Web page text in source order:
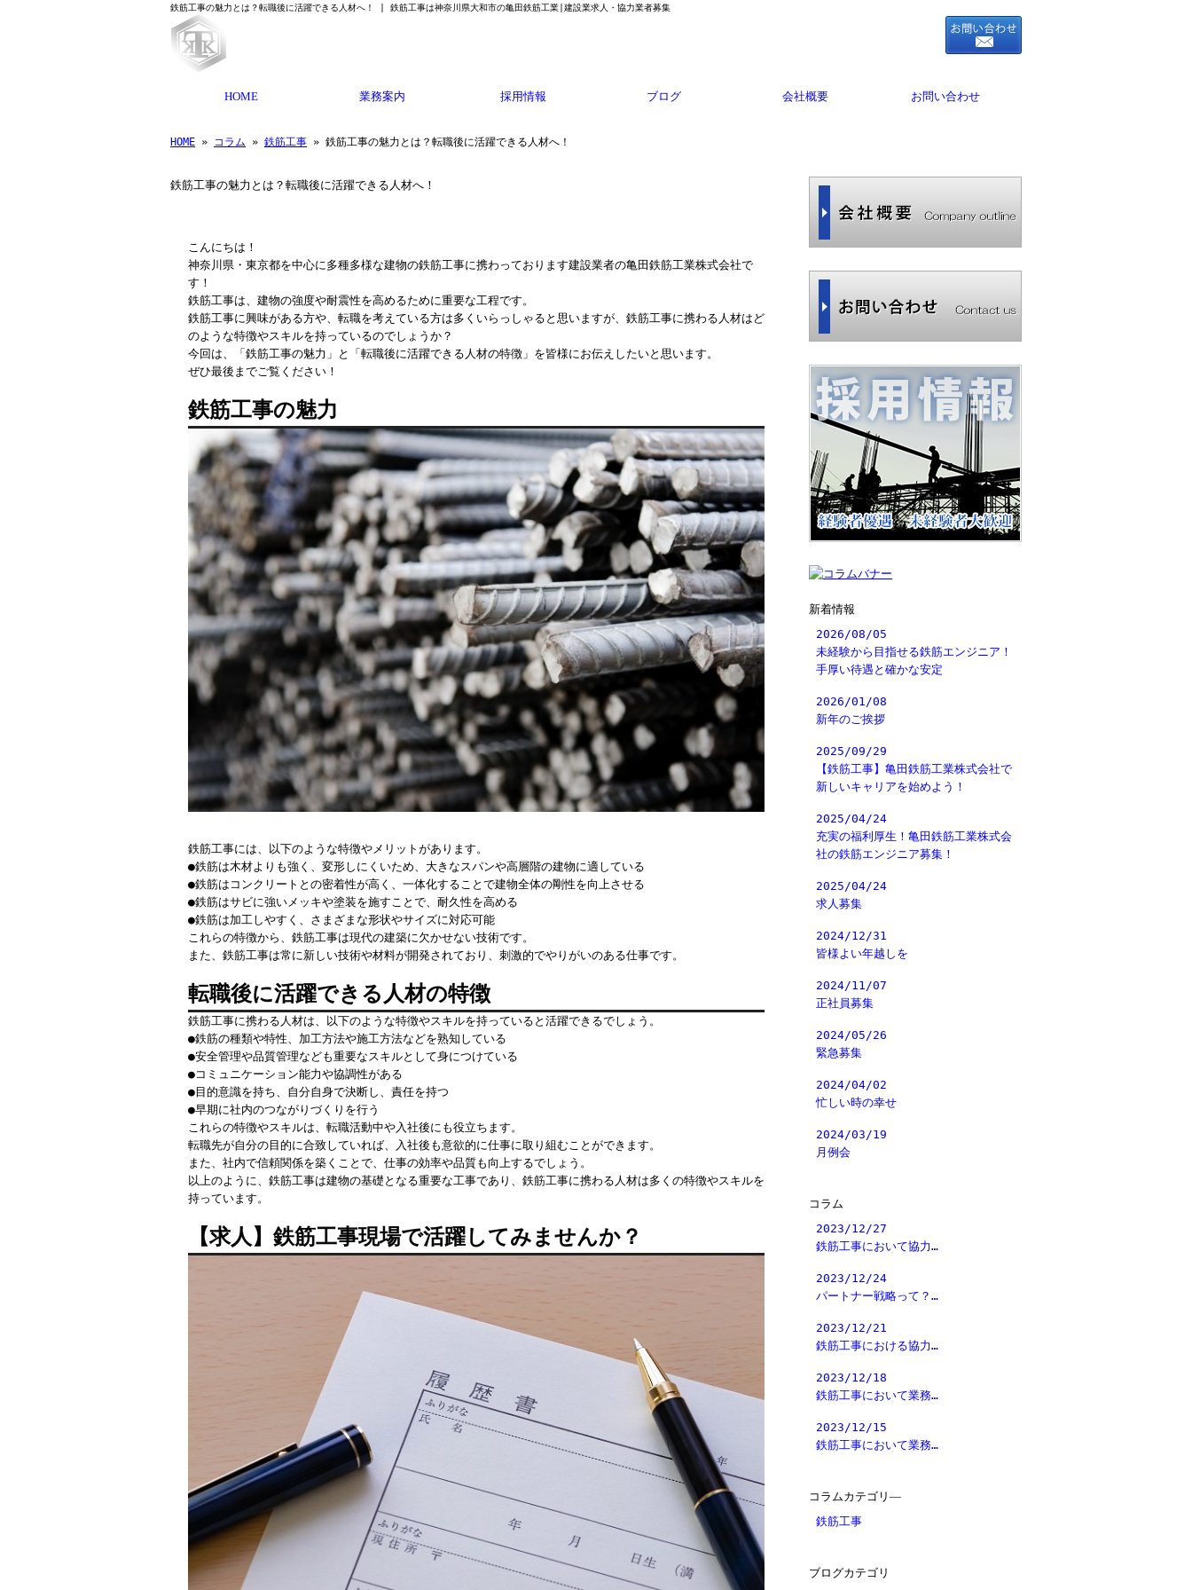
鉄筋工事の魅力とは？転職後に活躍できる人材へ！ | 鉄筋工事は神奈川県大和市の亀田鉄筋工業|建設業求人・協力業者募集
HOME 業務案内 採用情報 ブログ 会社概要 お問い合わせ
HOME » コラム » 鉄筋工事 » 鉄筋工事の魅力とは？転職後に活躍できる人材へ！
鉄筋工事の魅力とは？転職後に活躍できる人材へ！
こんにちは！
神奈川県・東京都を中心に多種多様な建物の鉄筋工事に携わっております建設業者の亀田鉄筋工業株式会社で
す！
鉄筋工事は、建物の強度や耐震性を高めるために重要な工程です。
鉄筋工事に興味がある方や、転職を考えている方は多くいらっしゃると思いますが、鉄筋工事に携わる人材はど
のような特徴やスキルを持っているのでしょうか？
今回は、「鉄筋工事の魅力」と「転職後に活躍できる人材の特徴」を皆様にお伝えしたいと思います。
ぜひ最後までご覧ください！
鉄筋工事の魅力
鉄筋工事には、以下のような特徴やメリットがあります。
●鉄筋は木材よりも強く、変形しにくいため、大きなスパンや高層階の建物に適している
●鉄筋はコンクリートとの密着性が高く、一体化することで建物全体の剛性を向上させる
●鉄筋はサビに強いメッキや塗装を施すことで、耐久性を高める
●鉄筋は加工しやすく、さまざまな形状やサイズに対応可能
これらの特徴から、鉄筋工事は現代の建築に欠かせない技術です。
また、鉄筋工事は常に新しい技術や材料が開発されており、刺激的でやりがいのある仕事です。
転職後に活躍できる人材の特徴
鉄筋工事に携わる人材は、以下のような特徴やスキルを持っていると活躍できるでしょう。
●鉄筋の種類や特性、加工方法や施工方法などを熟知している
●安全管理や品質管理なども重要なスキルとして身につけている
●コミュニケーション能力や協調性がある
●目的意識を持ち、自分自身で決断し、責任を持つ
●早期に社内のつながりづくりを行う
これらの特徴やスキルは、転職活動中や入社後にも役立ちます。
転職先が自分の目的に合致していれば、入社後も意欲的に仕事に取り組むことができます。
また、社内で信頼関係を築くことで、仕事の効率や品質も向上するでしょう。
以上のように、鉄筋工事は建物の基礎となる重要な工事であり、鉄筋工事に携わる人材は多くの特徴やスキルを
持っています。
【求人】鉄筋工事現場で活躍してみませんか？
新着情報
2026/08/05
未経験から目指せる鉄筋エンジニア！
手厚い待遇と確かな安定
2026/01/08
新年のご挨拶
2025/09/29
【鉄筋工事】亀田鉄筋工業株式会社で
新しいキャリアを始めよう！
2025/04/24
充実の福利厚生！亀田鉄筋工業株式会
社の鉄筋エンジニア募集！
2025/04/24
求人募集
2024/12/31
皆様よい年越しを
2024/11/07
正社員募集
2024/05/26
緊急募集
2024/04/02
忙しい時の幸せ
2024/03/19
月例会
コラム
2023/12/27
鉄筋工事において協力…
2023/12/24
パートナー戦略って？…
2023/12/21
鉄筋工事における協力…
2023/12/18
鉄筋工事において業務…
2023/12/15
鉄筋工事において業務…
コラムカテゴリ―
鉄筋工事
ブログカテゴリ